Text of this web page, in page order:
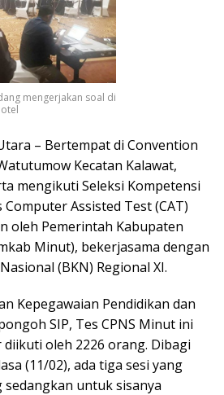
mengerjakan soal di
– Bertempat di Convention
Kecatan Kalawat,
mengikuti Seleksi Kompetensi
Computer Assisted Test (CAT)
oleh Pemerintah Kabupaten
Minut), bekerjasama dengan
(BKN) Regional XI.
Kepegawaian Pendidikan dan
SIP, Tes CPNS Minut ini
oleh 2226 orang. Dibagi
(11/02), ada tiga sesi yang
untuk sisanya